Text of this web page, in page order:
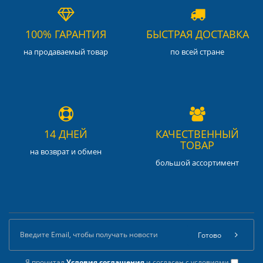
100% ГАРАНТИЯ
на продаваемый товар
БЫСТРАЯ ДОСТАВКА
по всей стране
14 ДНЕЙ
на возврат и обмен
КАЧЕСТВЕННЫЙ
ТОВАР
большой ассортимент
Готово